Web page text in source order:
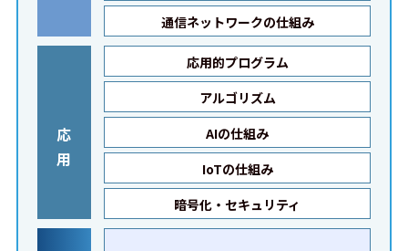
通信ネットワークの仕組み
応
用
応用的プログラム
アルゴリズム
AIの仕組み
IoTの仕組み
暗号化・セキュリティ